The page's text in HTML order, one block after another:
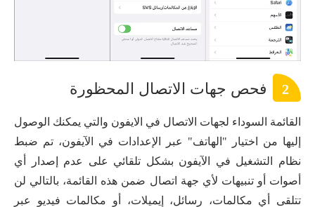
2 فحص جهات الاتصال المحظورة
القائمة السوداء لجهات الاتصال في الايفون والتي يمكنك الوصول
إليها من اختيار "الهاتف" عبر الإعدادات في الآيفون، تم ضبط
نظام التشغيل في الآيفون بشكل تلقائي على عدم إصدار أي
أصوات أو تنبيهات لأي جهة اتصال ضمن هذه القائمة، بالتالي لن
تتلقى أي مكالمات، رسائل، إيميلات، أو مكالمات فيديو عبر